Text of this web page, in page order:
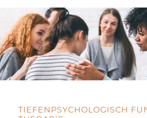
TIEFENPSYCHOLOGISCH